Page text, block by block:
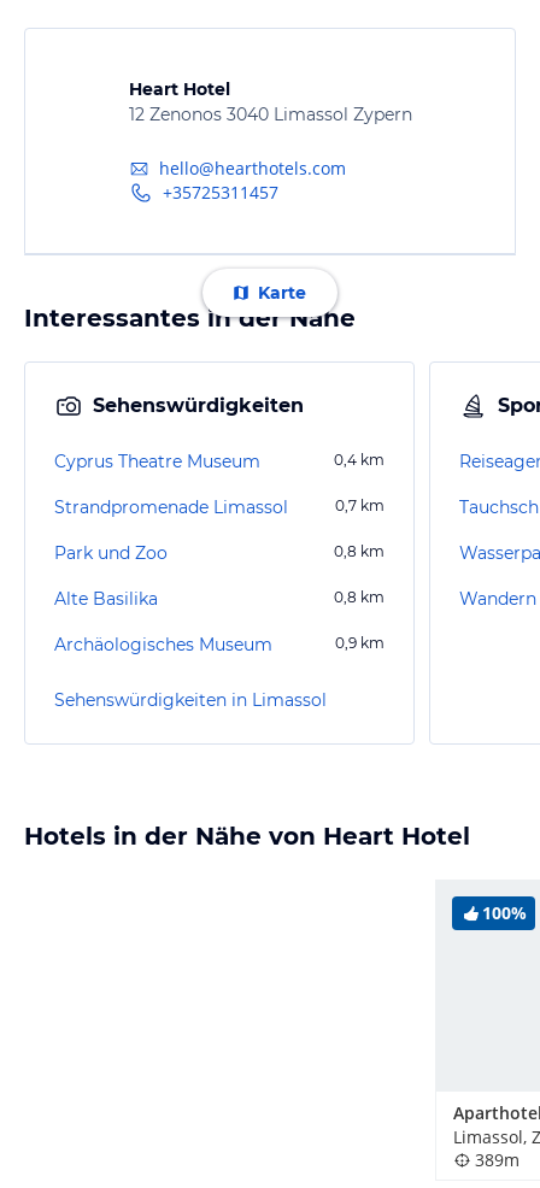
Heart Hotel
12 Zenonos 3040 Limassol Zypern
hello@hearthotels.com
+35725311457
Karte
Interessantes in der Nähe
Sehenswürdigkeiten
Cyprus Theatre Museum 0,4 km
Strandpromenade Limassol 0,7 km
Park und Zoo 0,8 km
Alte Basilika 0,8 km
Archäologisches Museum 0,9 km
Sehenswürdigkeiten in Limassol
Wandern
Hotels in der Nähe von Heart Hotel
100%
Limassol,
389m